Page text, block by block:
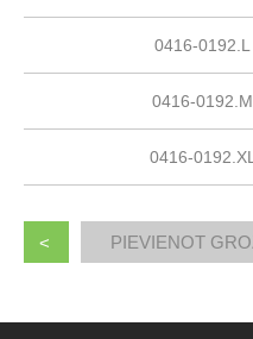
0416-0192.L
0416-0192.M
0416-0192.XL
<